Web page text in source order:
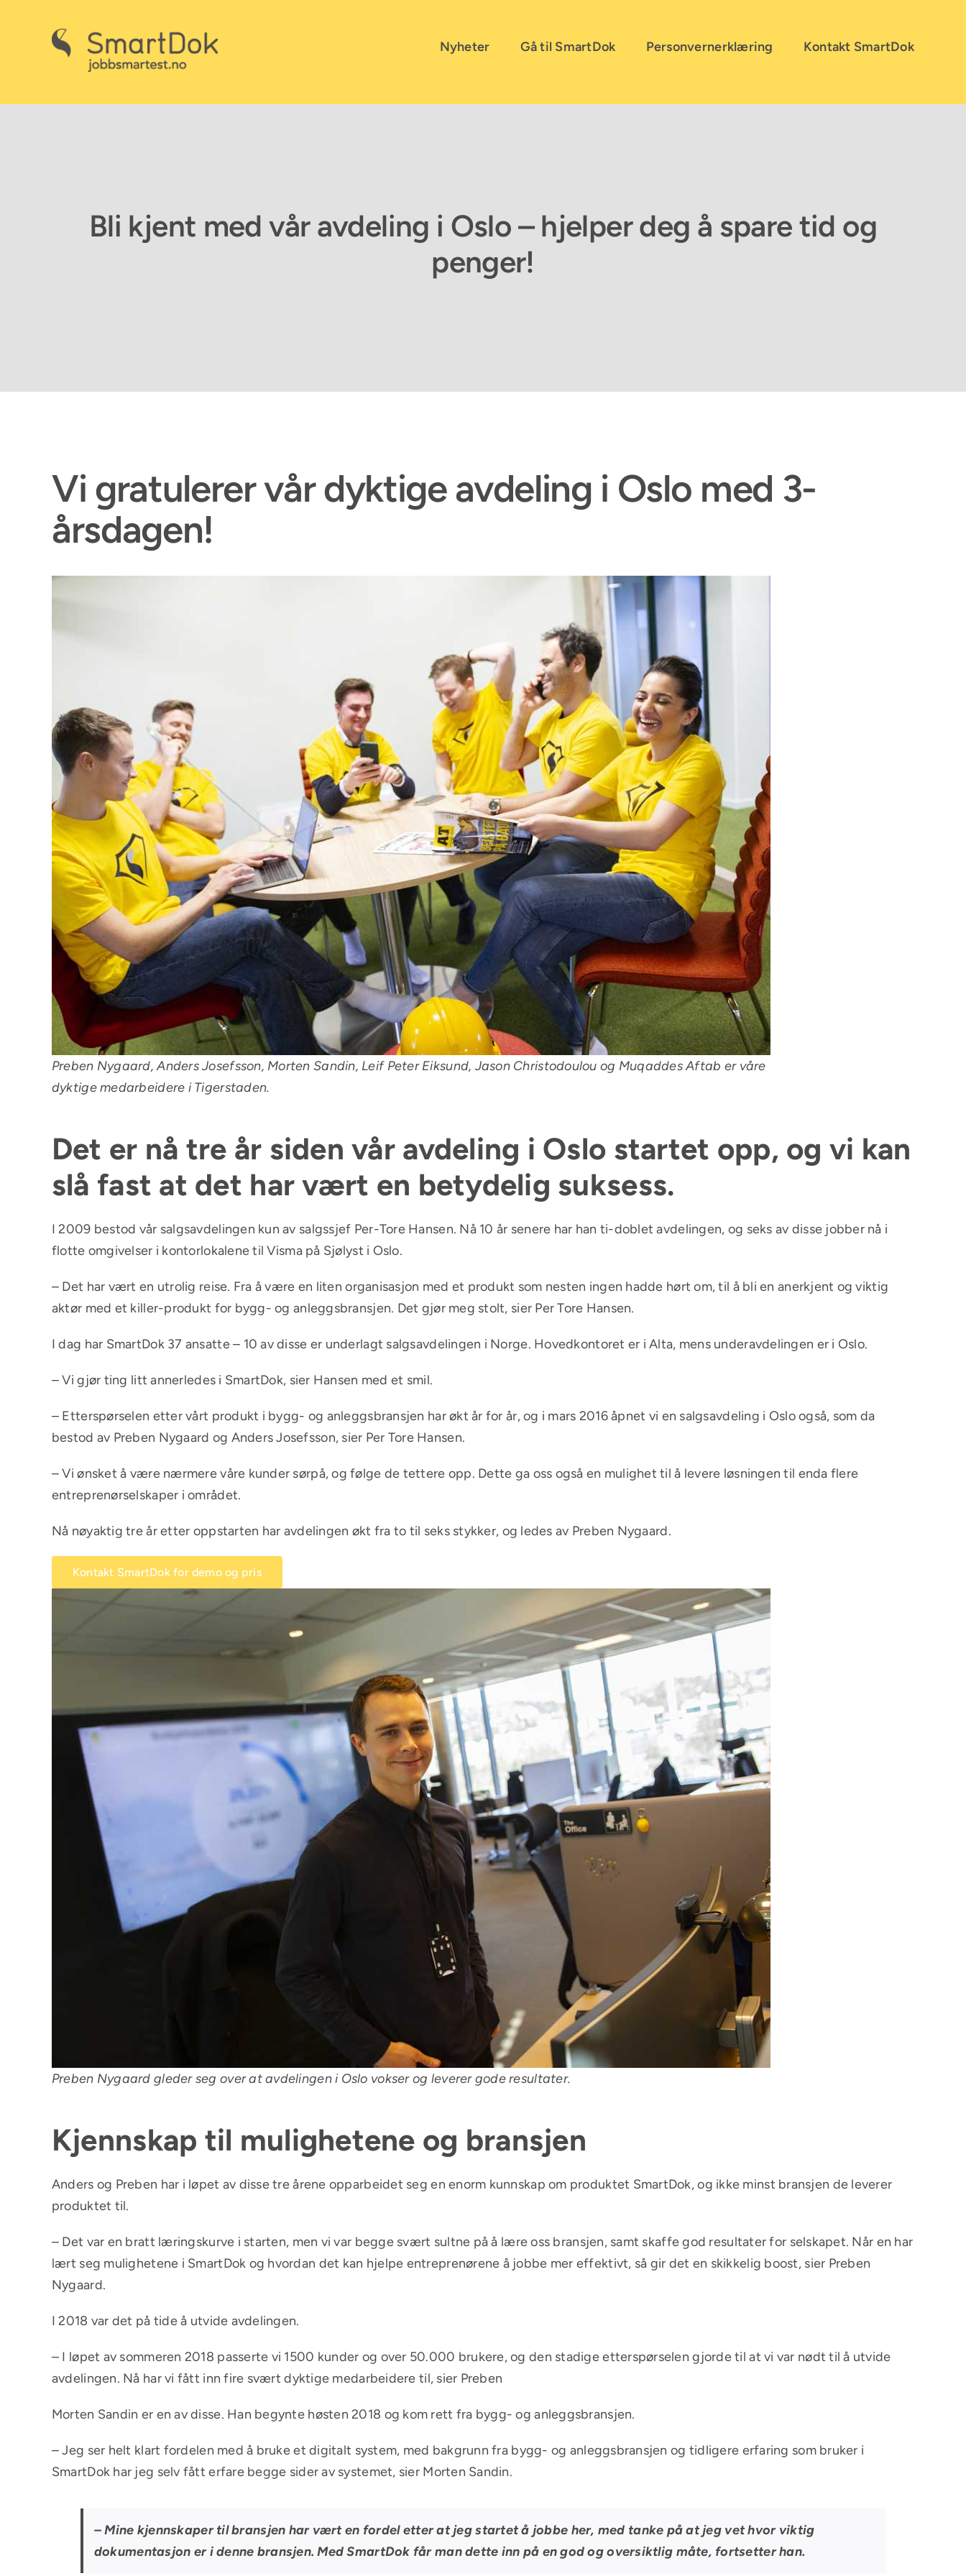
Nyheter Gå til SmartDok Personvernerklæring Kontakt SmartDok
Bli kjent med vår avdeling i Oslo – hjelper deg å spare tid og
penger!
Vi gratulerer vår dyktige avdeling i Oslo med 3-
årsdagen!
Preben Nygaard, Anders Josefsson, Morten Sandin, Leif Peter Eiksund, Jason Christodoulou og Muqaddes Aftab er våre
dyktige medarbeidere i Tigerstaden.
Det er nå tre år siden vår avdeling i Oslo startet opp, og vi kan
slå fast at det har vært en betydelig suksess.
I 2009 bestod vår salgsavdelingen kun av salgssjef Per-Tore Hansen. Nå 10 år senere har han ti-doblet avdelingen, og seks av disse jobber nå i
flotte omgivelser i kontorlokalene tilVismapå Sjølyst i Oslo.
– Det har vært en utrolig reise. Fra å være en liten organisasjon med et produkt som nesten ingen hadde hørt om, til å bli en anerkjent og viktig
aktør med et killer-produkt for bygg- og anleggsbransjen. Det gjør meg stolt, sier Per Tore Hansen.
I dag har SmartDok 37 ansatte – 10 av disse er underlagt salgsavdelingen i Norge. Hovedkontoret er i Alta, mens underavdelingen er i Oslo.
– Vi gjør ting litt annerledes i SmartDok, sier Hansen med et smil.
– Etterspørselen etter vårt produkt i bygg- og anleggsbransjen har økt år for år, og i mars 2016 åpnet vi en salgsavdeling i Oslo også, som da
bestod av Preben Nygaard og Anders Josefsson, sier Per Tore Hansen.
– Vi ønsket å være nærmere våre kunder sørpå, og følge de tettere opp. Dette ga oss også en mulighet til å levere løsningen til enda flere
entreprenørselskaper i området.
Nå nøyaktig tre år etter oppstarten har avdelingen økt fra to til seks stykker, og ledes av Preben Nygaard.
Kontakt SmartDok for demo og pris
Preben Nygaard gleder seg over at avdelingen i Oslo vokser og leverer gode resultater.
Kjennskap til mulighetene og bransjen
Anders og Preben har i løpet av disse tre årene opparbeidet seg en enorm kunnskap om produktet SmartDok, og ikke minst bransjen de leverer
produktet til.
– Det var en bratt læringskurve i starten, men vi var begge svært sultne på å lære oss bransjen, samt skaffe god resultater for selskapet. Når en har
lært seg mulighetene i SmartDok og hvordan det kan hjelpe entreprenørene å jobbe mer effektivt, så gir det en skikkelig boost, sier Preben
Nygaard.
I 2018 var det på tide å utvide avdelingen.
– I løpet av sommeren 2018 passerte vi 1500 kunder og over 50.000 brukere, og den stadige etterspørselen gjorde til at vi var nødt til å utvide
avdelingen. Nå har vi fått inn fire svært dyktige medarbeidere til, sier Preben
Morten Sandin er en av disse. Han begynte høsten 2018 og kom rett fra bygg- og anleggsbransjen.
– Jeg ser helt klart fordelen med å bruke et digitalt system, med bakgrunn fra bygg- og anleggsbransjen og tidligere erfaring som bruker i
SmartDok har jeg selv fått erfare begge sider av systemet, sier Morten Sandin.
– Mine kjennskaper til bransjen har vært en fordel etter at jeg startet å jobbe her, med tanke på at jeg vet hvor viktig
dokumentasjon er i denne bransjen. Med SmartDok får man dette inn på en god og oversiktlig måte, fortsetter han.